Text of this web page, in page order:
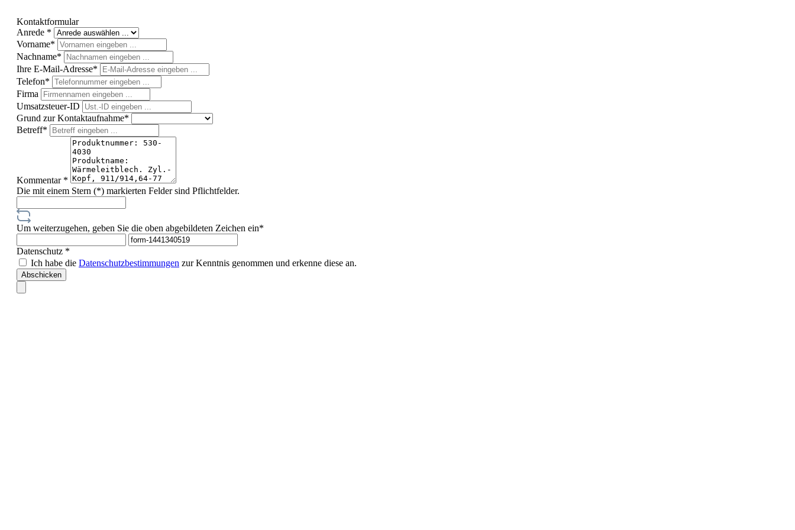
Kontaktformular
Anrede *
Vorname*
Nachname*
Ihre E-Mail-Adresse*
Telefon*
Firma
Umsatzsteuer-ID
Grund zur Kontaktaufnahme*
Betreff*
Kommentar *
Die mit einem Stern (*) markierten Felder sind Pflichtfelder.
Um weiterzugehen, geben Sie die oben abgebildeten Zeichen ein*
Datenschutz *
Ich habe die Datenschutzbestimmungen zur Kenntnis genommen und erkenne diese an.
Abschicken